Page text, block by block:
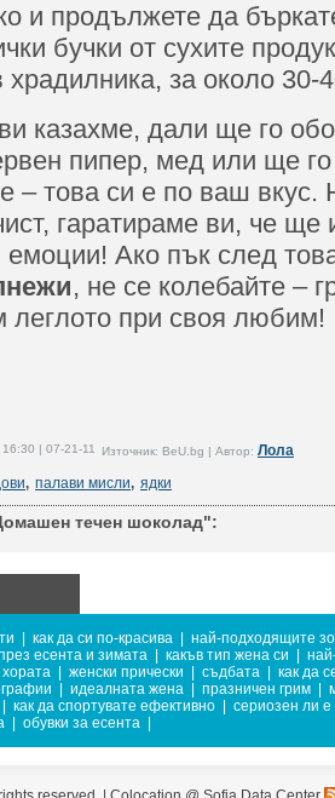
и продължете да
бучки от сухите
храдилника, за около 30-
казахме, дали ще го
пипер, мед или ще
– това си е по ваш вкус.
гаратираме ви, че ще
емоции! Ако пък след
, не се колебайте –
леглото при своя любим!
16:30 | 07-21-11 Източник: BeU.bg | Автор: Лола
, палави мисли, ядки
течен шоколад":
как да си по-красива
най-подходящите
есента и зимата
какъв тип жена си
женски прически съдбата
как да
идеалната жена празничен грим
как да спортувате ефективно
сериозен ли е
обувки за есента